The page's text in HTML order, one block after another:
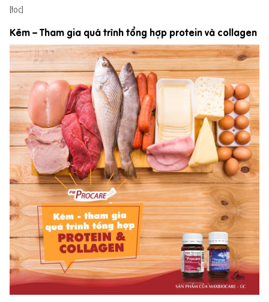
[toc]
Kẽm – Tham gia quá trình tổng hợp protein và collagen